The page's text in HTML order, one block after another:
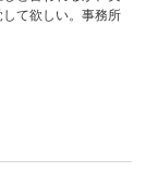
て欲しい。事務所